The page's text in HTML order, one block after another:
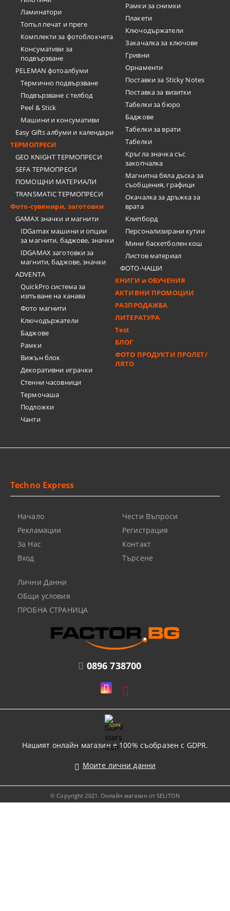
Ламинатори
Топъл печат и преге
Комплекти за фотоблокчета
Консумативи за
подвързване
PELEMAN фотоалбуми
Термично подвързване
Подвързване с телбод
Peel & Stick
Машини и консумативи
Easy Gifts албуми и календари
ТЕРМОПРЕСИ
GEO KNIGHT ТЕРМОПРЕСИ
SEFA ТЕРМОПРЕСИ
ПОМОЩНИ МАТЕРИАЛИ
TRANSMATIC ТЕРМОПРЕСИ
Фото-сувенири, заготовки
GAMAX значки и магнити
IDGamax машини и опции
за магнити, баджове, значки
IDGAMAX заготовки за
магнити, баджове, значки
ADVENTA
QuickPro система за
изпъване на канава
Фото магнити
Ключодържатели
Баджове
Рамки
Вижън блок
Декоративни играчки
Стенни часовници
Термочашa
Подложки
Чанти
Рамки за снимки
Плакети
Ключодържатели
Закачалка за ключове
Гривни
Орнаменти
Поставки за Sticky Notes
Поставка за визитки
Tабелки за бюро
Баджове
Табелки за врати
Табелки
Кръгла значка със
закопчалка
Магнитна бяла дъска за
съобщения, графици
Окачалка за дръжка за
врата
Клипборд
Персонализирани кутии
Мини баскетболен кош
Листов материал
ФОТО-ЧАШИ
КНИГИ и ОБУЧЕНИЯ
АКТИВНИ ПРОМОЦИИ
РАЗПРОДАЖБА
ЛИТЕРАТУРА
Test
БЛОГ
ФОТО ПРОДУКТИ ПРОЛЕТ/
ЛЯТО
0896 738700
Techno Express
Начало
Рекламации
За Нас
Вход
Чести Въпроси
Регистрация
Контакт
Търсене
Лични Данни
ОБщи условия
ПРОБНА СТРАНИЦА
GDPR
Нашият онлайн магазин е 100% съобразен с GDPR.
Моите лични данни
© Copyright 2021. Онлайн магазин от SELITON